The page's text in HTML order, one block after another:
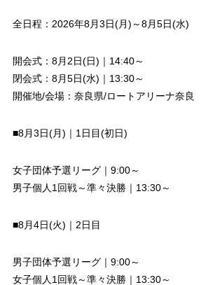
全日程：2026年8月3日(月)～8月5日(水)
開会式：8月2日(日)｜14:40～
閉会式：8月5日(水)｜13:30～
開催地/会場：奈良県/ロートアリーナ奈良
■8月3日(月)｜1日目(初日)
女子団体予選リーグ｜9:00～
男子個人1回戦～準々決勝｜13:30～
■8月4日(火)｜2日目
男子団体予選リーグ｜9:00～
女子個人1回戦～準々決勝｜13:30～